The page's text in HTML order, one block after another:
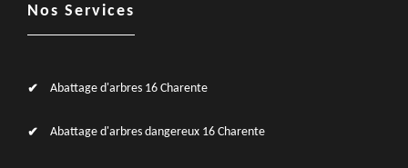
Nos Services
Abattage d'arbres 16 Charente
Abattage d'arbres dangereux 16 Charente